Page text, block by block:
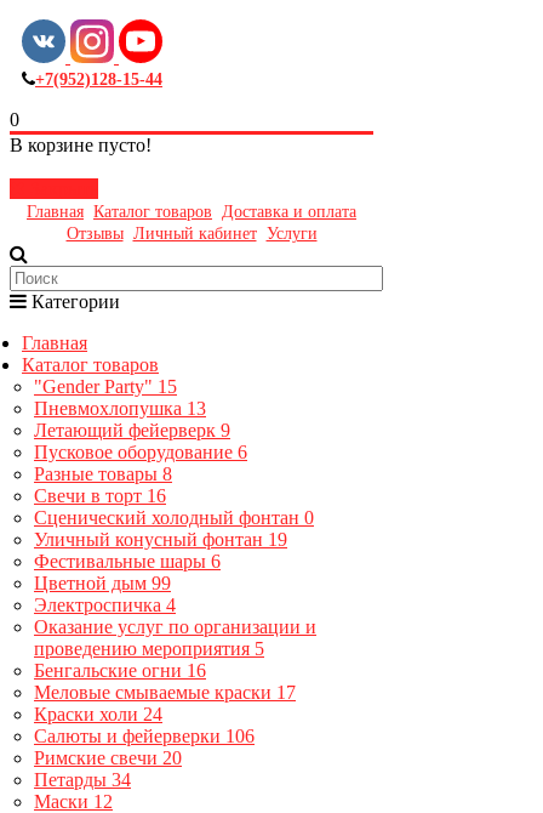
+7(952)128-15-44
0
В корзине пусто!
Главная Каталог товаров Доставка и оплата
Отзывы Личный кабинет Услуги
Категории
Главная
Каталог товаров
"Gender Party" 15
Пневмохлопушка 13
Летающий фейерверк 9
Пусковое оборудование 6
Разные товары 8
Свечи в торт 16
Сценический холодный фонтан 0
Уличный конусный фонтан 19
Фестивальные шары 6
Цветной дым 99
Электроспичка 4
Оказание услуг по организации и
проведению мероприятия 5
Бенгальские огни 16
Меловые смываемые краски 17
Краски холи 24
Салюты и фейерверки 106
Римские свечи 20
Петарды 34
Маски 12